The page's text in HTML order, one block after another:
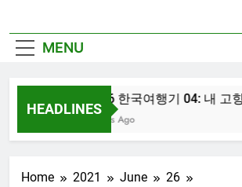
2026 한국여행기 02: 82쿡 덕분에 만난
MENU
HEADLINES
2026 한국여행기 04: 내 고향
2 Days Ago
Home 2021 June
26